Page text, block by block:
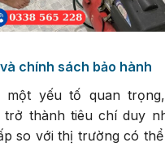
chính sách bảo hành
một yếu tố quan
trở thành tiêu chí duy
so với thị trường có